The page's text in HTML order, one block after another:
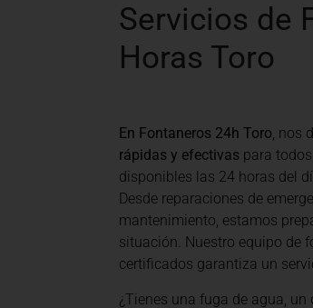
Servicios de
Horas Toro
En Fontaneros 24h Toro, nos
rápidas y efectivas para
disponibles las 24 horas del
Desde reparaciones de
mantenimiento, estamos
situación. Nuestro equipo de
certificados garantiza un
¿Tienes una fuga de agua,